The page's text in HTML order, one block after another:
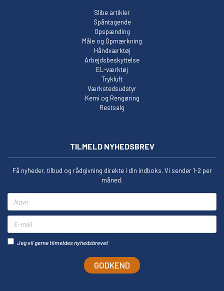
Slibe artikler
Spåntagende
Opspænding
Måle og Opmærkning
Håndværktøj
Arbejdsbeskyttelse
EL-værktøj
Trykluft
Værkstedsudstyr
Kemi og Rengøring
Restsalg
TILMELD NYHEDSBREV
Få nyheder, tilbud og rådgivning direkte i din indboks. Vi sender 1-2 per
måned.
Jeg vil gerne tilmeldes nyhedsbrevet
GODKEND